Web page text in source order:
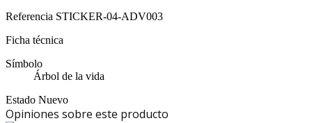
Referencia STICKER-04-ADV003
Ficha técnica
Símbolo
Árbol de la vida
Estado Nuevo
Opiniones sobre este producto